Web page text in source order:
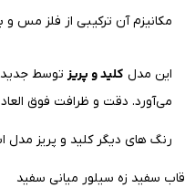
مکانیزم آن ترکیبی از فلز مس و
این مدل کلید و پریز توسط
می‌آورد. دقت و ظرافت فوق
رنگ های دیگر کلید و پریز مدل
قاب سفید زه سیلور میانی سفید